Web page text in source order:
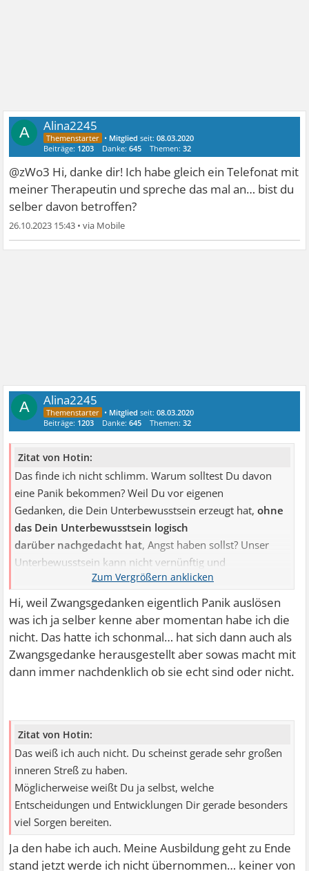
A Alina2245
• Mitglied seit:08.03.2020
Beiträge: 1203 Danke:645 Themen:32
@zWo3 Hi, danke dir! Ich habe gleich ein Telefonat mit
meiner Therapeutin und spreche das mal an… bist du
selber davon betroffen?
26.10.2023 15:43 •
A Alina2245
• Mitglied seit:08.03.2020
Beiträge: 1203 Danke:645 Themen:32
Zitat von Hotin:
Das finde ich nicht schlimm. Warum solltest Du davon
eine Panik bekommen? Weil Du vor eigenen
Gedanken, die Dein Unterbewusstsein erzeugt hat,ohne
das Dein Unterbewusstsein logisch
darüber nachgedacht hat, Angst haben sollst? Unser
Unterbewusstsein kann nicht vernünftig und
Aber viel Angst kann unser
Unterbewusstsein erzeugen.
Hi, weil Zwangsgedanken eigentlich Panik auslösen
was ich ja selber kenne aber momentan habe ich die
nicht. Das hatte ich schonmal… hat sich dann auch als
Zwangsgedanke herausgestellt aber sowas macht mit
dann immer nachdenklich ob sie echt sind oder nicht.
Zitat von Hotin:
Das weiß ich auch nicht. Du scheinst gerade sehr großen
inneren Streß zu haben.
Möglicherweise weißt Du ja selbst, welche
Entscheidungen und Entwicklungen Dir gerade besonders
viel Sorgen bereiten.
Ja den habe ich auch. Meine Ausbildung geht zu Ende
stand jetzt werde ich nicht übernommen… keiner von